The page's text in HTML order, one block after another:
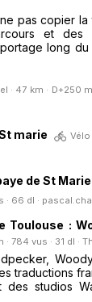
pas copier la
et des
long du
· 47 km · D+250
marie
Vélo
de St
· 66 dl ·
Toulouse :
784 vus · 31 dl ·
traductions
studios